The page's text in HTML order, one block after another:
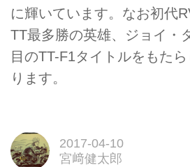
に輝いています。なお初代
TT最多勝の英雄、ジョイ・
目のTT-F1タイトルをもた
ります。
2017-04-10
宮﨑健太郎